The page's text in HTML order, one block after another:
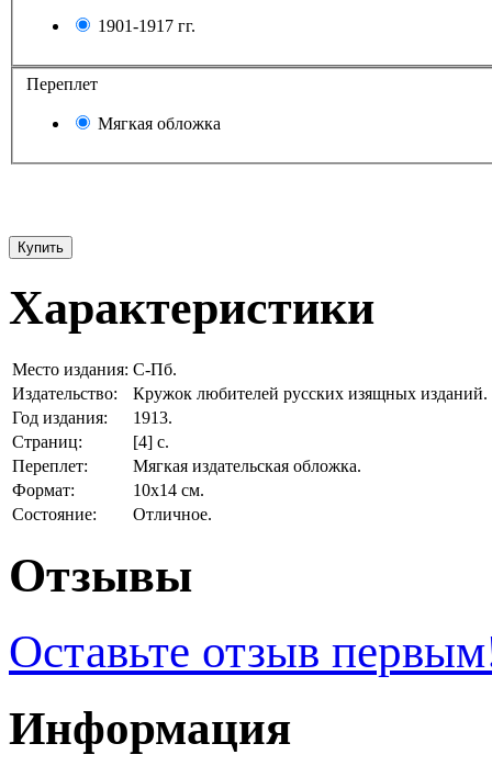
1901-1917 гг.
Переплет
Мягкая обложка
Купить
Характеристики
Место издания: С-Пб.
Издательство:
Кружок любителей русских изящных изданий.
Год издания:
1913.
Страниц:
[4] с.
Переплет:
Мягкая издательская обложка.
Формат:
10х14 см.
Состояние:
Отличное.
Отзывы
Оставьте отзыв
Информация